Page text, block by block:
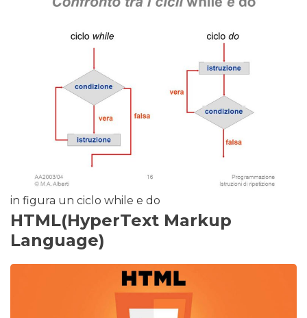
in figura un ciclo while e do
HTML(HyperText Markup
Language)